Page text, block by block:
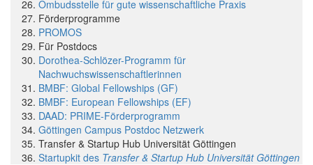
Ombudsstelle für gute wissenschaftliche Praxis
Förderprogramme
PROMOS
Für Postdocs
Dorothea-Schlözer-Programm für
Nachwuchswissenschaftlerinnen
BMBF: Global Fellowships (GF)
BMBF: European Fellowships (EF)
DAAD: PRIME-Förderprogramm
Göttingen Campus Postdoc Netzwerk
Transfer & Startup Hub Universität Göttingen
Startupkit des Transfer & Startup Hub Universität Göttingen